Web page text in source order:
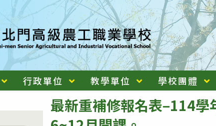
行政單位 教學單位 學校團體
最新重補修報名表–114學